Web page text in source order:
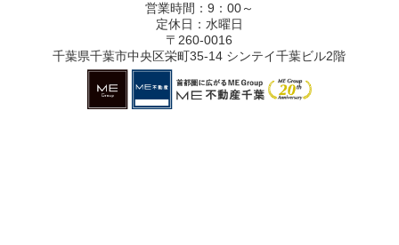
営業時間：9：00～
定休日：水曜日
〒260-0016
千葉県千葉市中央区栄町35-14 シンテイ千葉ビル2階